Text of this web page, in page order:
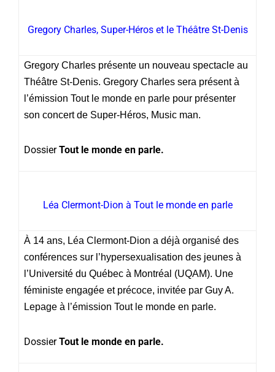
Gregory Charles, Super-Héros et le Théâtre St-Denis
Gregory Charles présente un nouveau spectacle au
Théâtre St-Denis. Gregory Charles sera présent à
l’émission Tout le monde en parle pour présenter
son concert de Super-Héros, Music man.
DossierTout le monde en parle.
Léa Clermont-Dion à Tout le monde en parle
À 14 ans, Léa Clermont-Dion a déjà organisé des
conférences sur l’hypersexualisation des jeunes à
l’Université du Québec à Montréal (UQAM). Une
féministe engagée et précoce, invitée par Guy A.
Lepage à l’émission Tout le monde en parle.
DossierTout le monde en parle.